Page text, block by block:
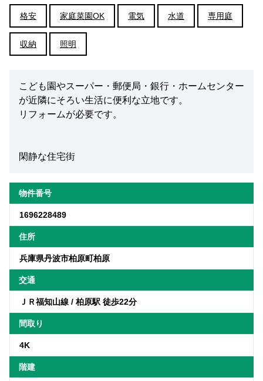
格安 家庭菜園OK 電気 水道 専用庭
収納 照明
こども園やスーパー・郵便局・銀行・ホームセンター
が近隣にそろい生活に便利な立地です。
リフォームが必要です。
閑静な住宅街
物件番号
1696228489
住所
兵庫県丹波市柏原町柏原
交通
ＪＲ福知山線 / 柏原駅 徒歩22分
間取り
4K
階建